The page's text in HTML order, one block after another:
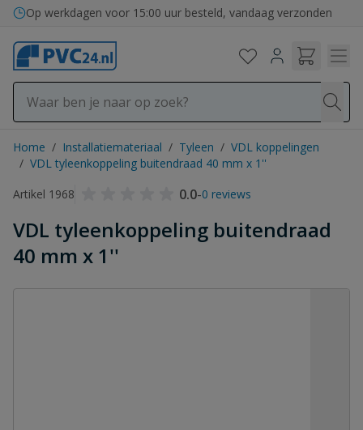
Ga naar de inhoud
Op werkdagen voor 15:00 uur besteld, vandaag verzonden
Home / Installatiemateriaal / Tyleen / VDL koppelingen
/ VDL tyleenkoppeling buitendraad 40 mm x 1''
Artikel 1968
0.0-0 reviews
VDL tyleenkoppeling buitendraad
40 mm x 1''